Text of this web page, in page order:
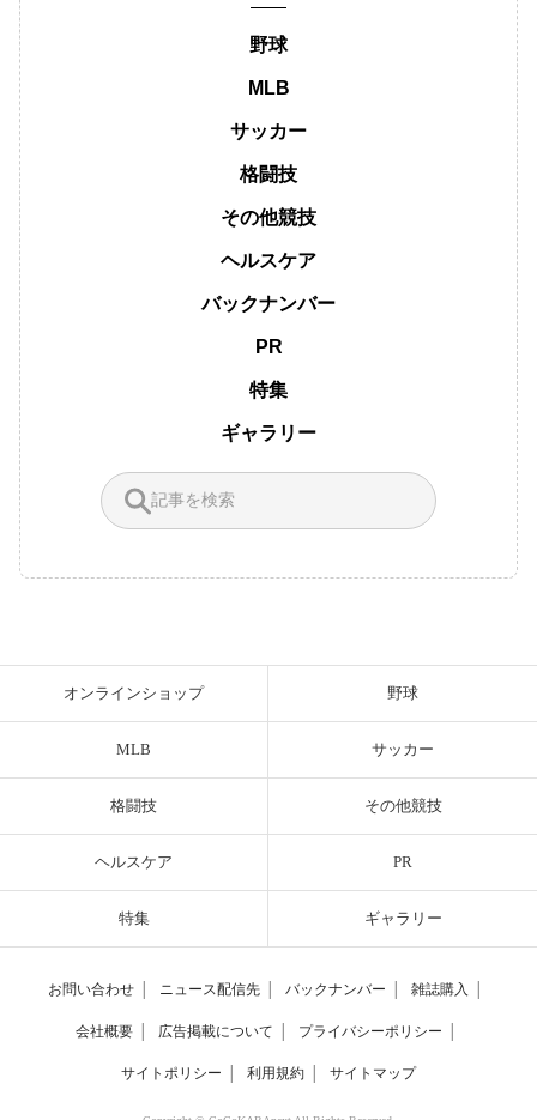
野球
MLB
サッカー
格闘技
その他競技
ヘルスケア
バックナンバー
PR
特集
ギャラリー
オンラインショップ 野球
MLB サッカー
格闘技 その他競技
ヘルスケア PR
特集 ギャラリー
お問い合わせ ニュース配信先 バックナンバー 雑誌購入
会社概要 広告掲載について プライバシーポリシー
サイトポリシー 利用規約 サイトマップ